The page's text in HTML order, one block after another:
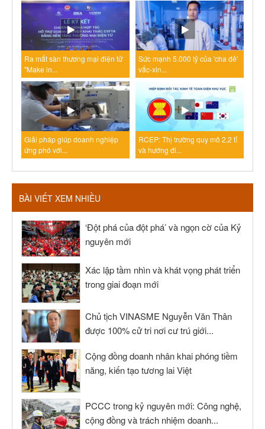
Ra mắt sàn thương mại điện tử
"Make in...
Sức mạnh 5.000 tỷ của 'cha đẻ'
vắc-xin...
Giải pháp giúp doanh nghiệp
ứng phó với...
RCEP: Thị trường quy mô 2,2 tỉ
và hướng đi...
BÀI VIẾT XEM NHIỀU
‘Đột phá của đột phá’ và ngọn cờ của Kỷ
nguyên mới
Xác lập tầm nhìn và khát vọng phát triển
trong giai đoạn mới
Chủ tịch VINASME Nguyễn Văn Thân
được 100% cử tri nơi cư trú giới...
Cộng đồng doanh nhân khai phóng tiềm
năng, kiến tạo tương lai Việt
PCCC trong kỷ nguyên mới: Công nghệ,
cộng đồng và trách nhiệm doanh...